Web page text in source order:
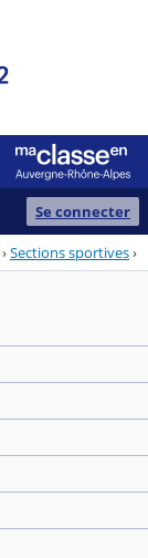
Se connecter
›Sections sportives›